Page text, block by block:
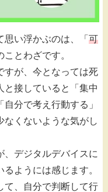
い浮かぶのは、「 可
ことわざです。
すが、今となっては死
と接していると「集中
分で考え行動する」
なくないような気がし
、デジタルデバイスに
ようには感じます。
て、自分で判断して行